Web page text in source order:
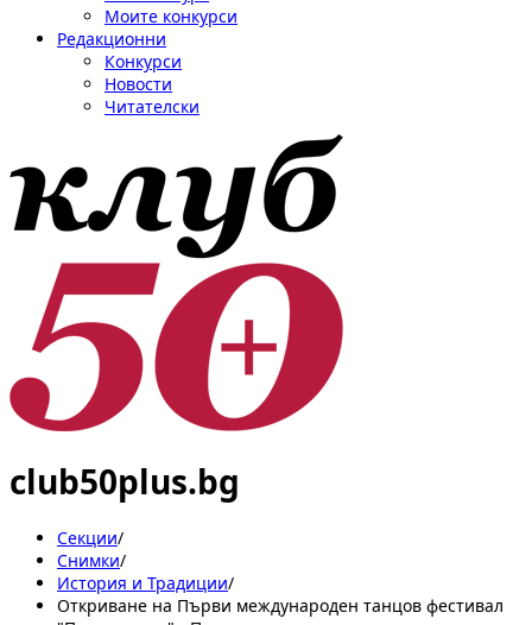
Моите конкурси
Редакционни
Конкурси
Новости
Читателски
club50plus.bg
Секции/
Снимки/
История и Традиции/
Откриване на Първи международен танцов фестивал